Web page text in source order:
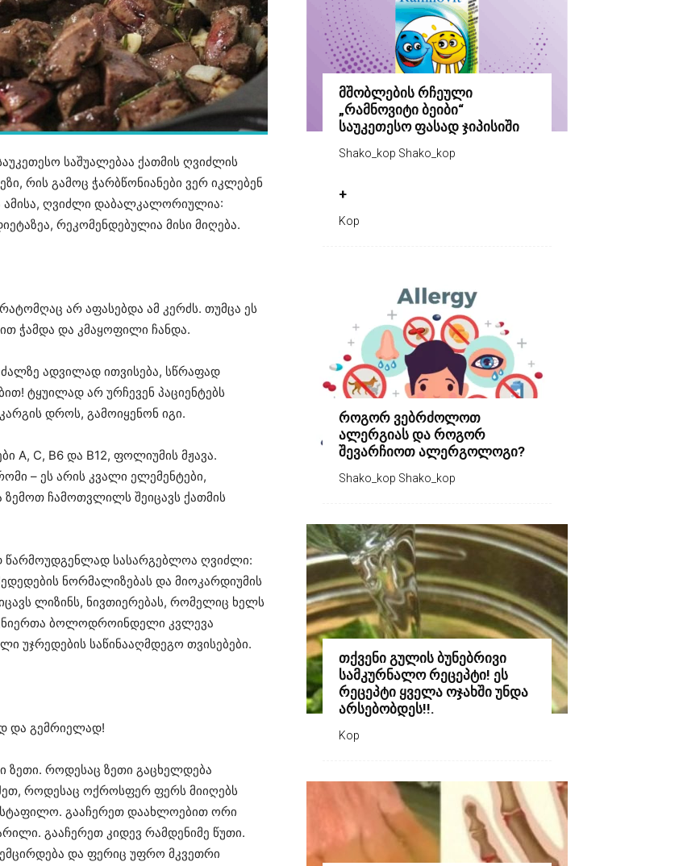
საშუალებაა ქათმის ღვიძლის
რის გამოც ჭარბწონიანები ვერ იკლებენ
ამისა, ღვიძლი დაბალკალორიულია:
რეკომენდებულია მისი მიღება.
არ აფასებდა ამ კერძს. თუმცა ეს
ჭამდა და კმაყოფილი ჩანდა.
ადვილად ითვისება, სწრაფად
ტყუილად არ ურჩევენ პაციენტებს
დროს, გამოიყენონ იგი.
A, C, B6 და B12, ფოლიუმის მჟავა.
– ეს არის კვალი ელემენტები,
ჩამოთვლილს შეიცავს ქათმის
წარმოუდგენლად სასარგებლოა ღვიძლი:
ნორმალიზებას და მიოკარდიუმის
ლიზინს, ნივთიერებას, რომელიც ხელს
ბოლოდროინდელი კვლევა
უჯრედების საწინააღმდეგო თვისებები.
და გემრიელად!
ზეთი. როდესაც ზეთი გაცხელდება
როდესაც ოქროსფერ ფერს მიიღებს
გააჩერეთ დაახლოებით ორი
გააჩერეთ კიდევ რამდენიმე წუთი.
და ფერიც უფრო მკვეთრი
მშობლების რჩეული
„რამნოვიტი ბეიბი“
საუკეთესო ფასად ჯიპისიში
Shako_kop Shako_kop
+
Kop
როგორ ვებრძოლოთ
ალერგიას და როგორ
შევარჩიოთ ალერგოლოგი?
Shako_kop Shako_kop
თქვენი გულის ბუნებრივი
სამკურნალო რეცეპტი! ეს
რეცეპტი ყველა ოჯახში უნდა
არსებობდეს!!.
Kop